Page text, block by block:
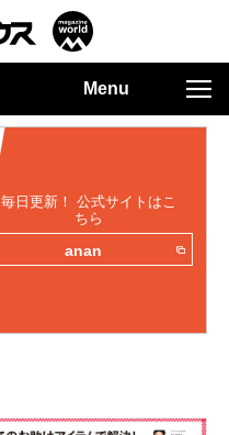
Menu
毎日更新！ 公式サイトはこ
ちら
anan